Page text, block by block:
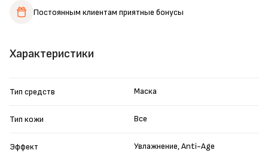
Характеристики
Тип средств Маска
Тип кожи Все
Эффект Увлажнение, Anti-Age
Постоянным клиентам приятные бонусы